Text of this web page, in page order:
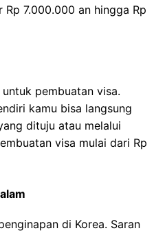
7.000.000 an hingga Rp
pembuatan visa.
kamu bisa langsung
dituju atau melalui
visa mulai dari Rp
di Korea. Saran